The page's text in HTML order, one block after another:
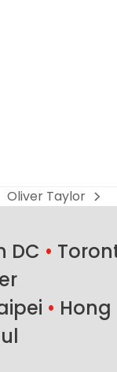
next
Oliver Taylor
DC •
• Hong